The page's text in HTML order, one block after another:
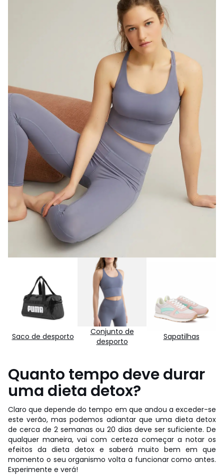
Saco de desporto
Conjunto de
desporto
Sapatilhas
Quanto tempo deve durar
uma dieta detox?
Claro que depende do tempo em que andou a exceder-se
este verão, mas podemos adiantar que uma dieta detox
de cerca de 2 semanas ou 20 dias deve ser suficiente. De
qualquer maneira, vai com certeza começar a notar os
efeitos da dieta detox e saberá muito bem em que
momento o seu organismo volta a funcionar como antes.
Experimente e verá!